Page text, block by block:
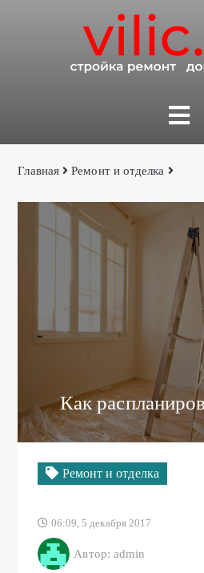
Главная Ремонт и отделка
Как
Ремонт и отделка
06:09, 5 декабря 2017
Автор: admin